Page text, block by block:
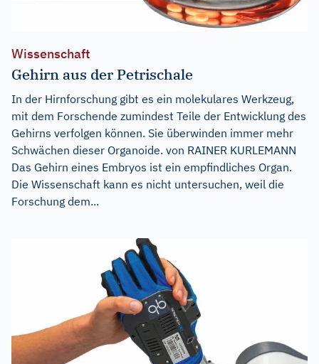
Wissenschaft
Gehirn aus der Petrischale
In der Hirnforschung gibt es ein molekulares Werkzeug,
mit dem Forschende zumindest Teile der Entwicklung des
Gehirns verfolgen können. Sie überwinden immer mehr
Schwächen dieser Organoide. von RAINER KURLEMANN
Das Gehirn eines Embryos ist ein empfindliches Organ.
Die Wissenschaft kann es nicht untersuchen, weil die
Forschung dem...